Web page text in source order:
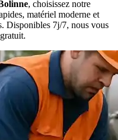
, choisissez notre
matériel moderne et
Disponibles 7j/7, nous vous